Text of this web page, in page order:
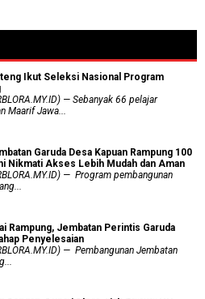
Ikut Seleksi Nasional Program
— Sebanyak 66 pelajar
Maarif Jawa...
Garuda Desa Kapuan Rampung 100
Nikmati Akses Lebih Mudah dan Aman
— Program pembangunan
Rampung, Jembatan Perintis Garuda
Penyelesaian
— Pembangunan Jembatan